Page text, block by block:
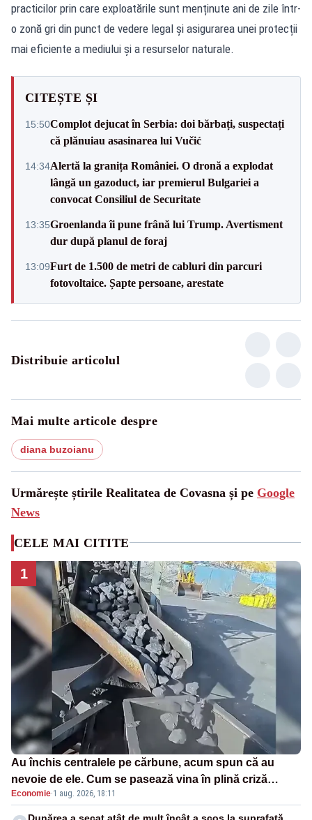
practicilor prin care exploatările sunt menținute ani de zile într-
o zonă gri din punct de vedere legal și asigurarea unei protecții
mai eficiente a mediului și a resurselor naturale.
CITEȘTE ȘI
15:50Complot dejucat în Serbia: doi bărbați, suspectați
că plănuiau asasinarea lui Vučić
14:34Alertă la granița României. O dronă a explodat
lângă un gazoduct, iar premierul Bulgariei a
convocat Consiliul de Securitate
13:35Groenlanda îi pune frână lui Trump. Avertisment
dur după planul de foraj
13:09Furt de 1.500 de metri de cabluri din parcuri
fotovoltaice. Șapte persoane, arestate
Distribuie articolul
Mai multe articole despre
diana buzoianu
Urmărește știrile Realitatea de Covasna și pe Google
News
CELE MAI CITITE
1
Au închis centralele pe cărbune, acum spun că au
nevoie de ele. Cum se pasează vina în plină criză
energetică
Economie·1 aug. 2026, 18:11